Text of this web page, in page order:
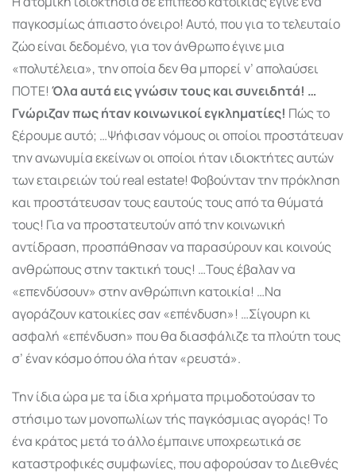
παγκοσμίως άπιαστο όνειρο! Αυτό, που για το τελευταίο
ζώο είναι δεδομένο, για τον άνθρωπο έγινε μια
«πολυτέλεια», την οποία δεν θα μπορεί ν’ απολαύσει
ΠΟΤΕ! Όλα αυτά εις γνώσιν τους και συνειδητά! …
Γνώριζαν πως ήταν κοινωνικοί εγκληματίες! Πώς το
ξέρουμε αυτό; …Ψήφισαν νόμους οι οποίοι προστά­τευαν
την ανωνυμία εκείνων οι οποίοι ήταν ιδιοκτήτες αυτών
των εταιρειών τού real estate! Φοβούνταν την πρόκληση
και προστάτευσαν τους εαυτούς τους από τα θύματά
τους! Για να προστατευτούν από την κοινωνική
αντίδραση, προσπάθησαν να παρασύρουν και κοινούς
ανθρώπους στην τακτική τους! …Τους έβαλαν να
«επενδύσουν» στην ανθρώπινη κατοικία! …Να
αγοράζουν κατοικίες σαν «επένδυση»! …Σίγουρη κι
ασφαλή «επένδυση» που θα διασφάλιζε τα πλούτη τους
σ’ έναν κόσμο όπου όλα ήταν «ρευστά».
Την ίδια ώρα με τα ίδια χρήματα πριμοδοτούσαν το
στήσιμο των μονοπω­λίων τής παγκό­σμιας αγοράς! Το
ένα κράτος μετά το άλλο έμπαινε υποχρεωτικά σε
καταστροφικές συμφω­νίες, που αφορούσαν το Διεθνές